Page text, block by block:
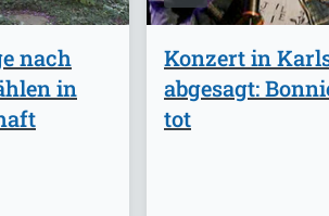
nach
in
Konzert in
abgesagt:
tot